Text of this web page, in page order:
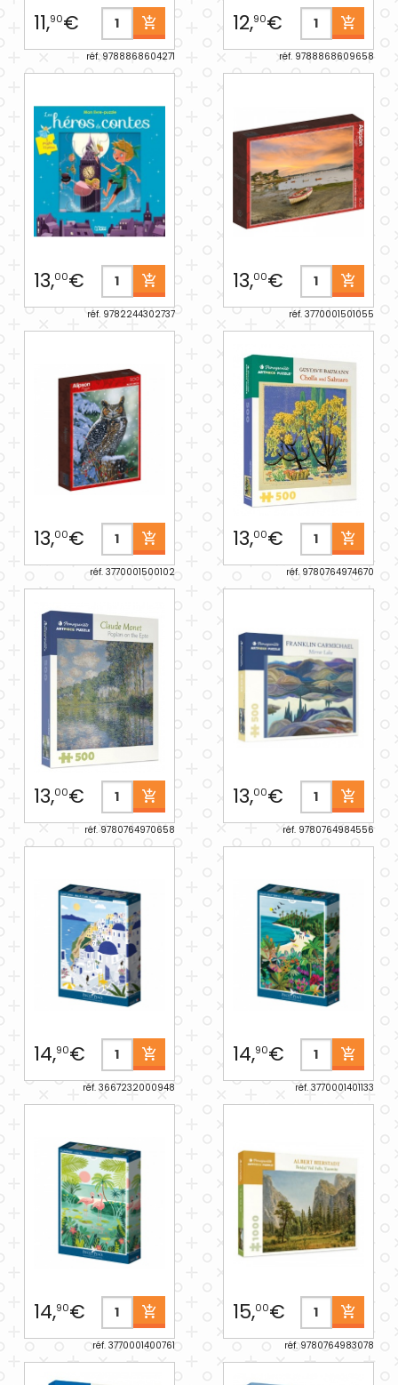
11,90€
réf. 9788868604271
12,90€
réf. 9788868609658
13,00€
réf. 9782244302737
13,00€
réf. 3770001501055
13,00€
réf. 3770001500102
13,00€
réf. 9780764974670
13,00€
réf. 9780764970658
13,00€
réf. 9780764984556
14,90€
réf. 3667232000948
14,90€
réf. 3770001401133
14,90€
réf. 3770001400761
15,00€
réf. 9780764983078